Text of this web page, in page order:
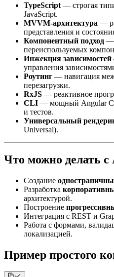
TypeScript — строгая
JavaScript.
MVVM-архитектура —
представления и
Компонентный подход —
переиспользуемых
Инжекция зависимостей
управления
Роутинг — навигация
перезагрузки.
RxJS — реактивное
CLI — мощный Angular
и тестов.
Универсальный
Universal).
Что можно делать с
Создание
Разработка
архитектурой.
Построение
Интеграция с REST и
Работа с формами,
локализацией.
Пример простого